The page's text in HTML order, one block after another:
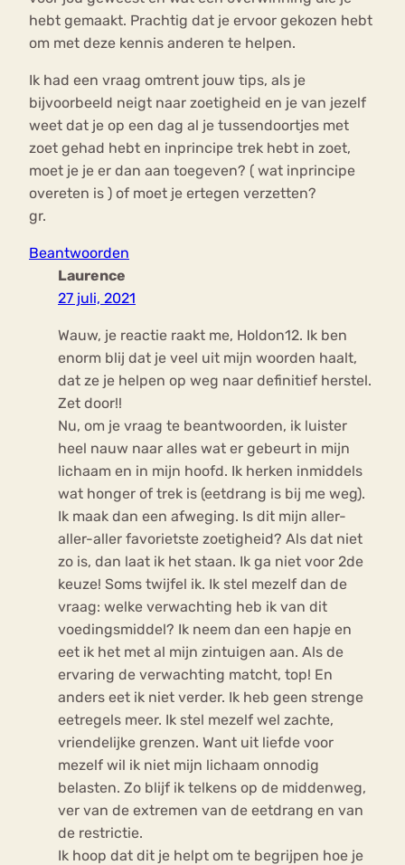
hebt gemaakt. Prachtig dat je ervoor gekozen hebt
om met deze kennis anderen te helpen.
Ik had een vraag omtrent jouw tips, als je
bijvoorbeeld neigt naar zoetigheid en je van jezelf
weet dat je op een dag al je tussendoortjes met
zoet gehad hebt en inprincipe trek hebt in zoet,
moet je je er dan aan toegeven? ( wat inprincipe
overeten is ) of moet je ertegen verzetten?
gr.
Beantwoorden
Laurence
27 juli, 2021
Wauw, je reactie raakt me, Holdon12. Ik ben
enorm blij dat je veel uit mijn woorden haalt,
dat ze je helpen op weg naar definitief herstel.
Zet door!!
Nu, om je vraag te beantwoorden, ik luister
heel nauw naar alles wat er gebeurt in mijn
lichaam en in mijn hoofd. Ik herken inmiddels
wat honger of trek is (eetdrang is bij me weg).
Ik maak dan een afweging. Is dit mijn aller-
aller-aller favorietste zoetigheid? Als dat niet
zo is, dan laat ik het staan. Ik ga niet voor 2de
keuze! Soms twijfel ik. Ik stel mezelf dan de
vraag: welke verwachting heb ik van dit
voedingsmiddel? Ik neem dan een hapje en
eet ik het met al mijn zintuigen aan. Als de
ervaring de verwachting matcht, top! En
anders eet ik niet verder. Ik heb geen strenge
eetregels meer. Ik stel mezelf wel zachte,
vriendelijke grenzen. Want uit liefde voor
mezelf wil ik niet mijn lichaam onnodig
belasten. Zo blijf ik telkens op de middenweg,
ver van de extremen van de eetdrang en van
de restrictie.
Ik hoop dat dit je helpt om te begrijpen hoe je